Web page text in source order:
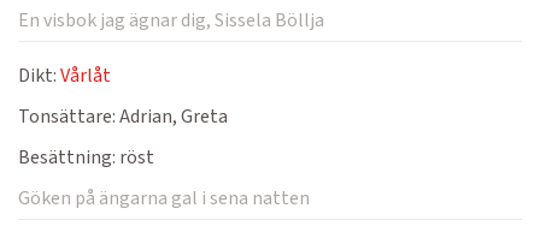
En visbok jag ägnar dig, Sissela Böllja
Dikt:Vårlåt
Tonsättare:Adrian, Greta
Besättning: röst
Göken på ängarna gal i sena natten